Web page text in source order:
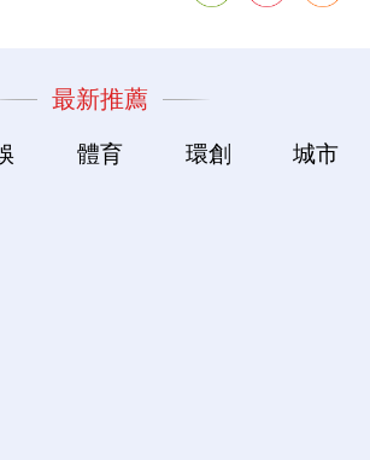
最新推薦
體育 環創 城市